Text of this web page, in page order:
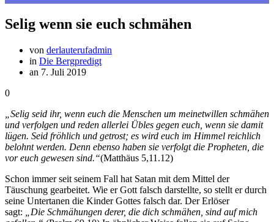
Selig wenn sie euch schmähen
von derlauterufadmin
in Die Bergpredigt
an 7. Juli 2019
0
„Selig seid ihr, wenn euch die Menschen um meinetwillen schmähen
und verfolgen und reden allerlei Übles gegen euch, wenn sie damit
lügen. Seid fröhlich und getrost; es wird euch im Himmel reichlich
belohnt werden. Denn ebenso haben sie verfolgt die Propheten, die
vor euch gewesen sind.“(Matthäus 5,11.12)
Schon immer seit seinem Fall hat Satan mit dem Mittel der
Täuschung gearbeitet. Wie er Gott falsch darstellte, so stellt er durch
seine Untertanen die Kinder Gottes falsch dar. Der Erlöser
sagt:
„Die Schmähungen derer, die dich schmähen, sind auf mich